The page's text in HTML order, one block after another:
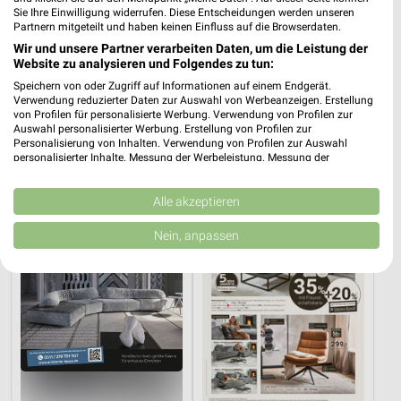
16,6 km
Angebote ab 08.08.
Gültig bis Fr. 14.08.
0,6 km
Angebote ab 03.08.
Noch heute gültig
XXXLutz XXXLutz
Sie Ihre Einwilligung widerrufen. Diese Entscheidungen werden unseren
Partnern mitgeteilt und haben keinen Einfluss auf die Browserdaten.
Wir und unsere Partner verarbeiten Daten, um die Leistung der
Website zu analysieren und Folgendes zu tun:
Speichern von oder Zugriff auf Informationen auf einem Endgerät.
Verwendung reduzierter Daten zur Auswahl von Werbeanzeigen. Erstellung
von Profilen für personalisierte Werbung. Verwendung von Profilen zur
Auswahl personalisierter Werbung. Erstellung von Profilen zur
Personalisierung von Inhalten. Verwendung von Profilen zur Auswahl
personalisierter Inhalte. Messung der Werbeleistung. Messung der
Kombinationen von Daten aus verschiedenen Quellen. Entwicklung und
Verbesserung der Angebote. Verwendung reduzierter Daten zur Auswahl
von Inhalten.
Daten können außerhalb der Europäischen Union weitergegeben und in die
USA gesendet werden.
Website/App.
Partnerliste anzeigen (1 IAB-Anbieter)
Wir nutzen Ihre Daten für folgende Zwecke:
IAB-Verarbeitungszwecke:
Speichern von oder Zugriff auf Informationen
Alle akzeptieren
Nein, anpassen